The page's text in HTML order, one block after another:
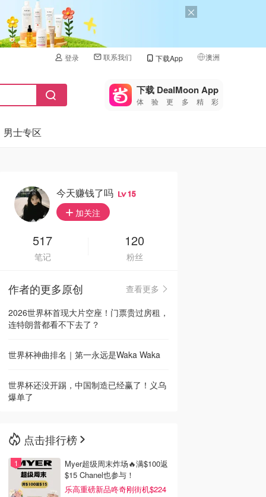
登录 联系我们 下载App 澳洲
🇺🇸
🇨🇳 中国
🇮🇹
🇦🇺
🇳🇿新西兰
下载 DealMoon App
体验更多精彩
男士专区
今天赚钱了吗 15
加关注
517
笔记
120
粉丝
作者的更多原创
查看更多
2026世界杯首现大片空座！门票贵过房租，
连特朗普都看不下去了？
世界杯神曲排名｜第一永远是Waka Waka
世界杯还没开踢，中国制造已经赢了！义乌
爆单了
点击排行榜
Myer超级周末炸场🔥满$100返
$15 Chanel也参与！
乐高重磅新品咚奇刚街机$224